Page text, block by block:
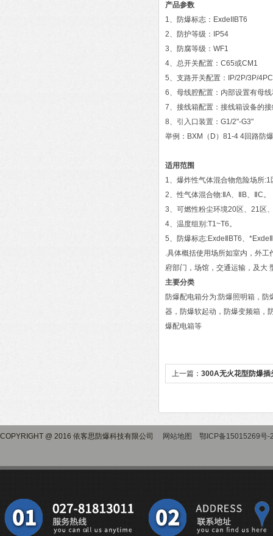
产品参数
1、防爆标志：ExdeIIBT6
2、防护等级：IP54
3、防腐等级：WF1
4、总开关配置：C65或CM1
5、支路开关配置：IP/2P/3P/
6、母线腔配置：内部设置有母
7、接线箱配置：接线箱设备的
8、引入口装置：G1/2"-G3"
举例：BXM（D）81-4 4回路防
适用范围
1、爆炸性气体混合物危险场所:1
2、性气体混合物:ⅡA、ⅡB、ⅡC。
3、可燃性粉尘环境20区、21区
4、温度组别:T1~T6。
5、防爆标志:ExdeⅡBT6、
.具体概括使用场所如室内，外
府部门，场馆，交通运输，及大
主要分类
防爆配电箱分为:防爆照明箱，
器，防爆软起动，防爆变频箱，
爆配电箱等
上一篇： 300A无火花型防爆插
COPYRIGHT @ 2016 依客思防爆科技有限公司 网站地图 鄂ICP备15015269号-